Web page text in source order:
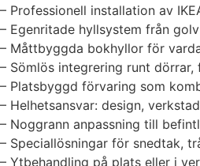
– Professionell installation av
– Egenritade hyllsystem från
– Måttbyggda bokhyllor för
– Sömlös integrering runt
– Platsbyggd förvaring som
– Helhetsansvar: design,
– Noggrann anpassning till
– Speciallösningar för snedtak,
– Ytbehandling på plats eller i